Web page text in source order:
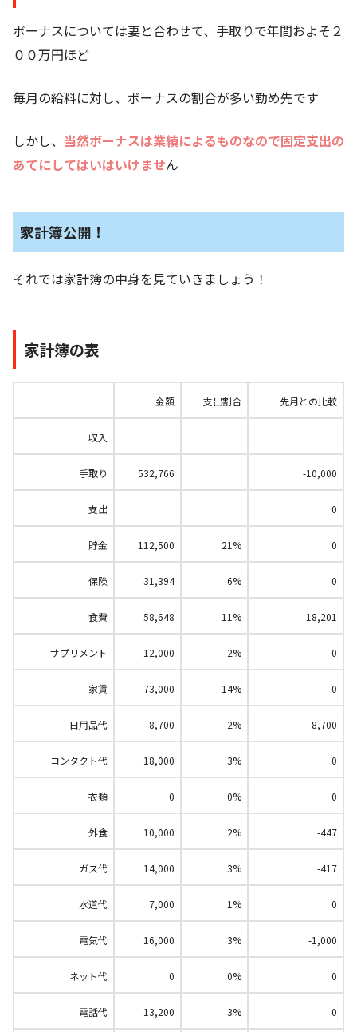
ボーナスについては妻と合わせて、手取りで年間およそ２
００万円ほど
毎月の給料に対し、ボーナスの割合が多い勤め先です
しかし、 当然ボーナスは業績によるものなので固定支出の
あてにしてはいはいけません
家計簿公開！
それでは家計簿の中身を見ていきましょう！
家計簿の表
金額 支出割合 先月との比較
収入
手取り 532,766 -10,000
支出 0
貯金 112,500 21% 0
保険 31,394 6% 0
食費 58,648 11% 18,201
サプリメント 12,000 2% 0
家賃 73,000 14% 0
日用品代 8,700 2% 8,700
コンタクト代 18,000 3% 0
衣類 0 0% 0
外食 10,000 2% -447
ガス代 14,000 3% -417
水道代 7,000 1% 0
電気代 16,000 3% -1,000
ネット代 0 0% 0
電話代 13,200 3% 0